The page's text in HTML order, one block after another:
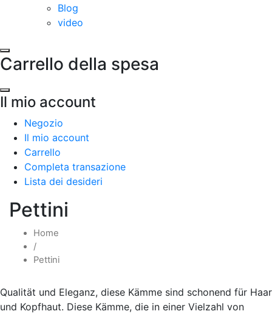
Blog
video
Carrello della spesa
Il mio account
Negozio
Il mio account
Carrello
Completa transazione
Lista dei desideri
Pettini
Home
/
Pettini
Qualität und Eleganz, diese Kämme sind schonend für Haar
und Kopfhaut. Diese Kämme, die in einer Vielzahl von